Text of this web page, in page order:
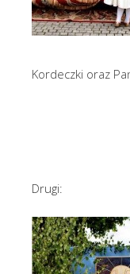
Kordeczki oraz
Drugi: